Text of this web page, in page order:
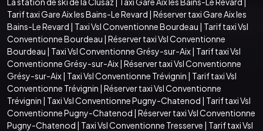
Tarif taxi Gare Aix les Bains-Le Revard | Réserver taxi Gare Aix les
Bains-Le Revard | Taxi Vsl Conventionne Bourdeau | Tarif taxi Vsl
Conventionne Bourdeau | Réserver taxi Vsl Conventionne
Bourdeau | Taxi Vsl Conventionne Grésy-sur-Aix| Tarif taxi Vsl
Conventionne Grésy-sur-Aix| Réserver taxi Vsl Conventionne
Grésy-sur-Aix| Taxi Vsl Conventionne Trévignin | Tarif taxi Vsl
Conventionne Trévignin | Réserver taxi Vsl Conventionne
Trévignin | Taxi Vsl Conventionne Pugny-Chatenod | Tarif taxi Vsl
Conventionne Pugny-Chatenod | Réserver taxi Vsl Conventionne
Pugny-Chatenod | Taxi Vsl Conventionne Tresserve | Tarif taxi Vsl